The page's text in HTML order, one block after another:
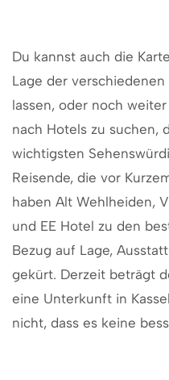
Du kannst auch die
Lage der
lassen, oder noch
nach Hotels zu suchen,
wichtigsten
Reisende, die vor
haben Alt Wehlheiden,
und EE Hotel zu den
Bezug auf Lage,
gekürt. Derzeit beträgt
eine Unterkunft in
nicht, dass es keine